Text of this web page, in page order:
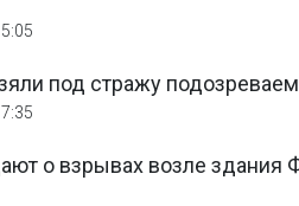
под стражу
о взрывах возле